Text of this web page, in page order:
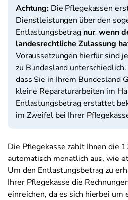
Achtung: Die Pflegekassen
Dienstleistungen über den
Entlastungsbetrag nur, wenn
landesrechtliche Zulassung
Voraussetzungen hierfür sind
zu Bundesland
dass Sie in Ihrem Bundesland
kleine Reparaturarbeiten im
Entlastungsbetrag erstattet
im Zweifel bei Ihrer
Die Pflegekasse zahlt Ihnen die
automatisch monatlich aus, wie
Um den Entlastungsbetrag zu
Ihrer Pflegekasse die
einreichen, da es sich hierbei um